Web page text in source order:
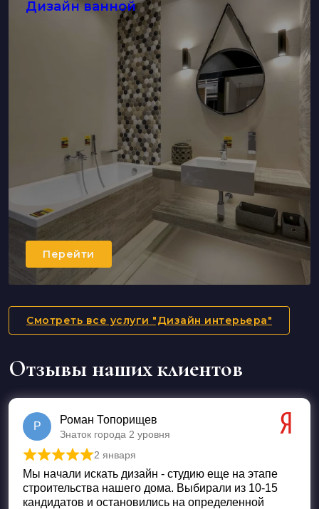
Дизайн ванной
Перейти
Смотреть все услуги "Дизайн интерьера"
Отзывы наших клиентов
Р
Роман Топорищев
Знаток города 2 уровня
Оценка 5из 5
2 января
Мы начали искать дизайн - студию еще на этапе
строительства нашего дома. Выбирали из 10-15
кандидатов и остановились на определенной